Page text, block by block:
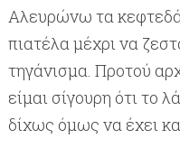
Αλευρώνω τα
πιατέλα μέχρι να
τηγάνισμα. Προτού
είμαι σίγουρη ότι το
δίχως όμως να έχει